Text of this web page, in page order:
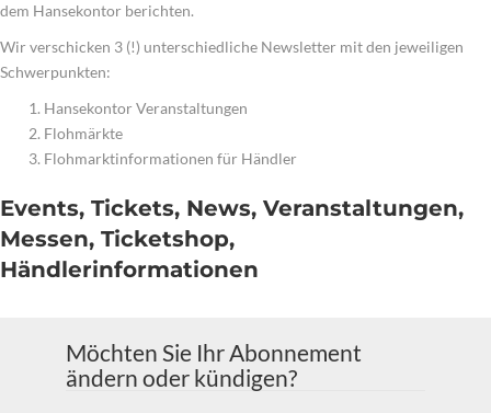
dem Hansekontor berichten.
Wir verschicken 3 (!) unterschiedliche Newsletter mit den jeweiligen
Schwerpunkten:
Hansekontor Veranstaltungen
Flohmärkte
Flohmarktinformationen für Händler
Events, Tickets, News, Veranstaltungen,
Messen, Ticketshop,
Händlerinformationen
Möchten Sie Ihr Abonnement
ändern oder kündigen?